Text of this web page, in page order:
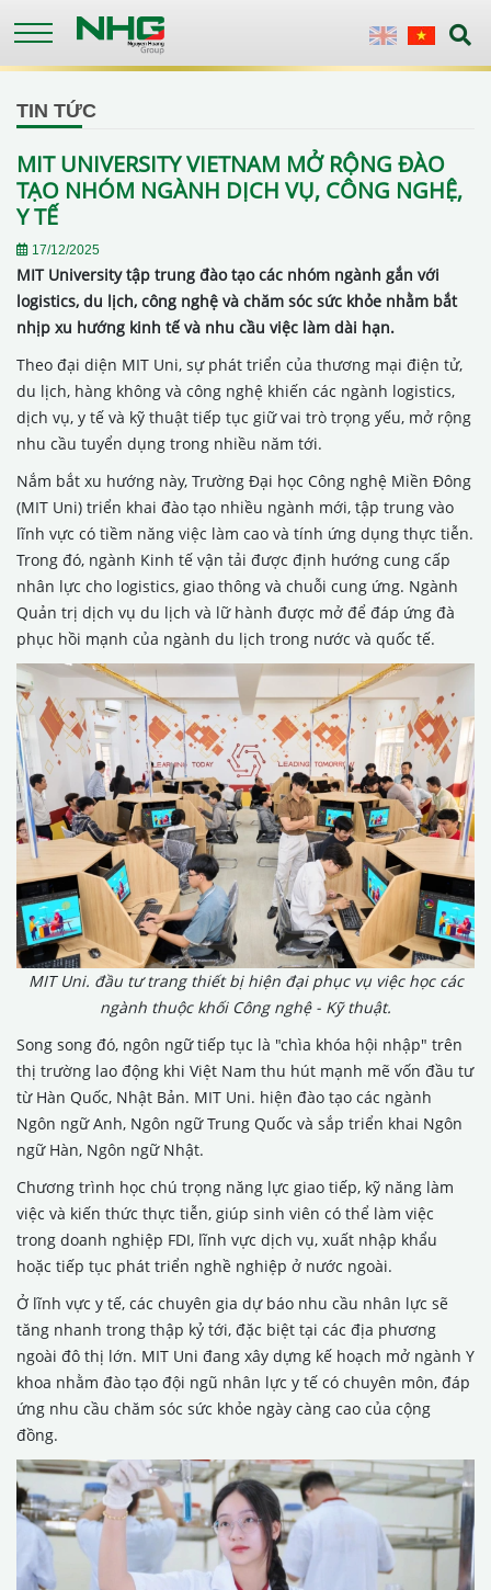
main
TIN TỨC
MIT UNIVERSITY VIETNAM MỞ RỘNG ĐÀO
TẠO NHÓM NGÀNH DỊCH VỤ, CÔNG NGHỆ,
Y TẾ
17/12/2025
MIT University tập trung đào tạo các nhóm ngành gắn với
logistics, du lịch, công nghệ và chăm sóc sức khỏe nhằm bắt
nhịp xu hướng kinh tế và nhu cầu việc làm dài hạn.
Theo đại diện MIT Uni, sự phát triển của thương mại điện tử,
du lịch, hàng không và công nghệ khiến các ngành logistics,
dịch vụ, y tế và kỹ thuật tiếp tục giữ vai trò trọng yếu, mở rộng
nhu cầu tuyển dụng trong nhiều năm tới.
Nắm bắt xu hướng này, Trường Đại học Công nghệ Miền Đông
(MIT Uni) triển khai đào tạo nhiều ngành mới, tập trung vào
lĩnh vực có tiềm năng việc làm cao và tính ứng dụng thực tiễn.
Trong đó, ngành Kinh tế vận tải được định hướng cung cấp
nhân lực cho logistics, giao thông và chuỗi cung ứng. Ngành
Quản trị dịch vụ du lịch và lữ hành được mở để đáp ứng đà
phục hồi mạnh của ngành du lịch trong nước và quốc tế.
MIT Uni. đầu tư trang thiết bị hiện đại phục vụ việc học các
ngành thuộc khối Công nghệ - Kỹ thuật.
Song song đó, ngôn ngữ tiếp tục là "chìa khóa hội nhập" trên
thị trường lao động khi Việt Nam thu hút mạnh mẽ vốn đầu tư
từ Hàn Quốc, Nhật Bản. MIT Uni. hiện đào tạo các ngành
Ngôn ngữ Anh, Ngôn ngữ Trung Quốc và sắp triển khai Ngôn
ngữ Hàn, Ngôn ngữ Nhật.
Chương trình học chú trọng năng lực giao tiếp, kỹ năng làm
việc và kiến thức thực tiễn, giúp sinh viên có thể làm việc
trong doanh nghiệp FDI, lĩnh vực dịch vụ, xuất nhập khẩu
hoặc tiếp tục phát triển nghề nghiệp ở nước ngoài.
Ở lĩnh vực y tế, các chuyên gia dự báo nhu cầu nhân lực sẽ
tăng nhanh trong thập kỷ tới, đặc biệt tại các địa phương
ngoài đô thị lớn. MIT Uni đang xây dựng kế hoạch mở ngành Y
khoa nhằm đào tạo đội ngũ nhân lực y tế có chuyên môn, đáp
ứng nhu cầu chăm sóc sức khỏe ngày càng cao của cộng
đồng.